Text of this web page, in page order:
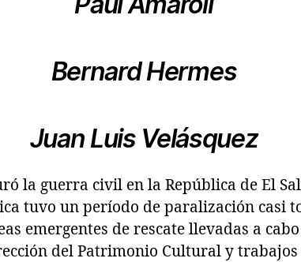
Bernard Hermes
Juan Luis Velásquez
la guerra civil en la República de El
tuvo un período de paralización casi
emergentes de rescate llevadas a
del Patrimonio Cultural y